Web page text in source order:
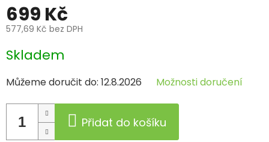
699 Kč
577,69 Kč bez DPH
Měrná
cena:
Skladem
Můžeme doručit do: 12.8.2026 Možnosti doručení
Přidat do košíku